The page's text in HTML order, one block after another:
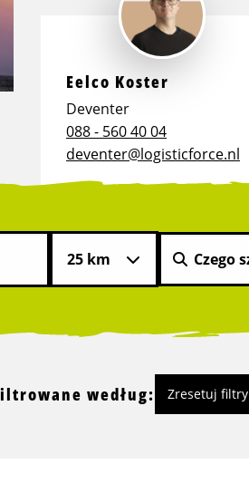
Eelco Koster
Deventer
088 - 560 40 04
deventer@logisticforce.nl
według: Zresetuj filtry